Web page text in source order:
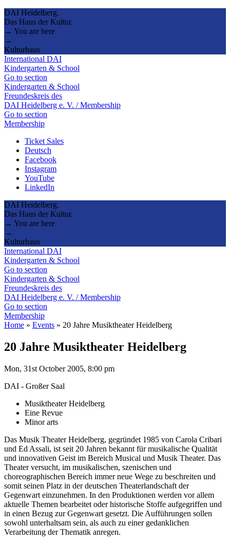
DAI Heidelberg.
Das Haus der Kultur.
→ You are here
→
Kulturhaus
International DAI
Kindergarten & School
Go to section
Kindergarten & School
Freundeskreis des
DAI Heidelberg e. V. / Membership
Go to section
Membership
Ticket Sales
Deutsch
Facebook
Instagram
YouTube
LinkedIn
DAI Heidelberg.
Das Haus der Kultur.
→ You are here
→
Kulturhaus
International DAI
Kindergarten & School
Go to section
Kindergarten & School
Freundeskreis des
DAI Heidelberg e. V. / Membership
Go to section
Membership
Home » Events » 20 Jahre Musiktheater Heidelberg
20 Jahre Musiktheater Heidelberg
Mon, 31st October 2005, 8:00 pm
DAI - Großer Saal
Musiktheater Heidelberg
Eine Revue
Minor arts
Das Musik Theater Heidelberg, gegründet 1985 von Carola Cribari
und Ed Assali, ist seit 20 Jahren bekannt für musikalische Qualität
und innovativen Geist im Bereich Musical und Musik Theater. Das
Theater versucht, im musikalischen, szenischen und
choreographischen Bereich immer neue Wege zu beschreiten und
somit seinen Platz in der deutschen Theaterlandschaft der
Gegenwart einzunehmen. In den Produktionen werden vor allem
aktuelle Themen bearbeitet oder historische Stoffe aufgegriffen und
in einen Bezug zur Gegenwart gesetzt. Die Aufführungen sollen
sowohl unterhaltsam sein, als auch zu einer gedanklichen
Verarbeitung der Thematik anregen.